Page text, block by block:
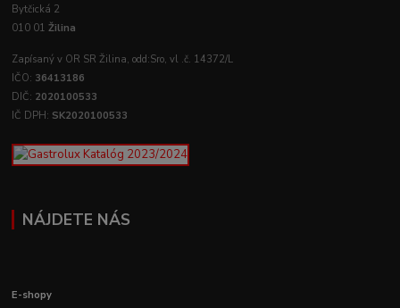
Bytčická 2
010 01Žilina
Zapísaný v OR SR Žilina, odd:Sro, vl .č. 14372/L
IČO: 36413186
DIČ: 2020100533
IČ DPH: SK2020100533
NÁJDETE NÁS
E-shopy